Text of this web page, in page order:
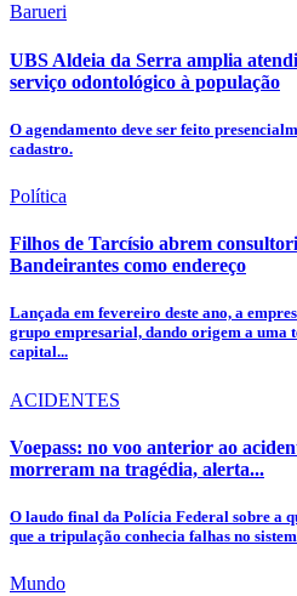
Barueri
UBS Aldeia da Serra amplia
serviço odontológico à população
O agendamento deve ser feito
cadastro.
Política
Filhos de Tarcísio abrem
Bandeirantes como endereço
Lançada em fevereiro deste ano, a
grupo empresarial, dando origem a uma
capital...
ACIDENTES
Voepass: no voo anterior ao
morreram na tragédia, alerta...
O laudo final da Polícia Federal sobre a
que a tripulação conhecia falhas no
Mundo